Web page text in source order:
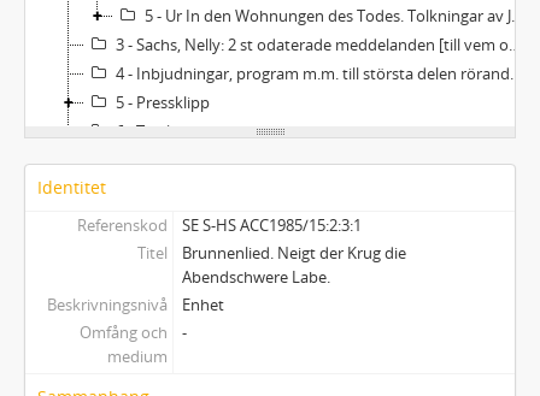
5 - Ur In den Wohnungen des Todes. Tolkningar av Johannes Edfelt. 3 blad, maskinskrift (genomslagskopia).
3 - Sachs, Nelly: 2 st odaterade meddelanden [till vem oklart]. Anteckningar på kuvert och lös lapp.
4 - Inbjudningar, program m.m. till största delen rörande Nelly Sachs.
5 - Pressklipp
6 - Tryck
Identitet
Referenskod
SE S-HS ACC1985/15:2:3:1
Titel
Brunnenlied. Neigt der Krug die
Abendschwere Labe.
Beskrivningsnivå
Enhet
Omfång och
medium
-